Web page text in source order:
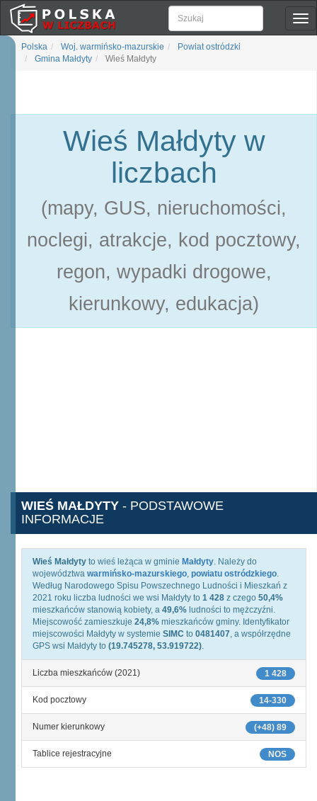
Polska Woj. warmińsko-mazurskie
Powiat ostródzki
Gmina Małdyty
Wieś Małdyty
Wieś Małdyty w
liczbach
(mapy, GUS, nieruchomości,
noclegi, atrakcje, kod pocztowy,
regon, wypadki drogowe,
kierunkowy, edukacja)
WIEŚ MAŁDYTY - PODSTAWOWE
INFORMACJE
Wieś Małdyty to wieś leżąca w gminie Małdyty. Należy do
województwa warmińsko-mazurskiego, powiatu ostródzkiego.
Według Narodowego Spisu Powszechnego Ludności i Mieszkań z
2021 roku liczba ludności we wsi Małdyty to 1 428 z czego 50,4%
mieszkańców stanowią kobiety, a 49,6% ludności to mężczyźni.
Miejscowość zamieszkuje 24,8% mieszkańców gminy. Identyfikator
miejscowości Małdyty w systemie SIMC to 0481407, a współrzędne
GPS wsi Małdyty to (19.745278, 53.919722).
1 428
Liczba mieszkańców (2021)
14-330
Kod pocztowy
(+48) 89
Numer kierunkowy
NOS
Tablice rejestracyjne